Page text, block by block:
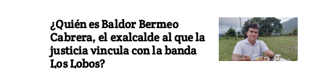
¿Quién es Baldor Bermeo
Cabrera, el exalcalde al que la
justicia vincula con la banda
Los Lobos?